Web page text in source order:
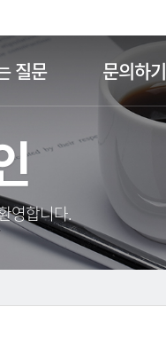
질문 문의하기
영합니다.